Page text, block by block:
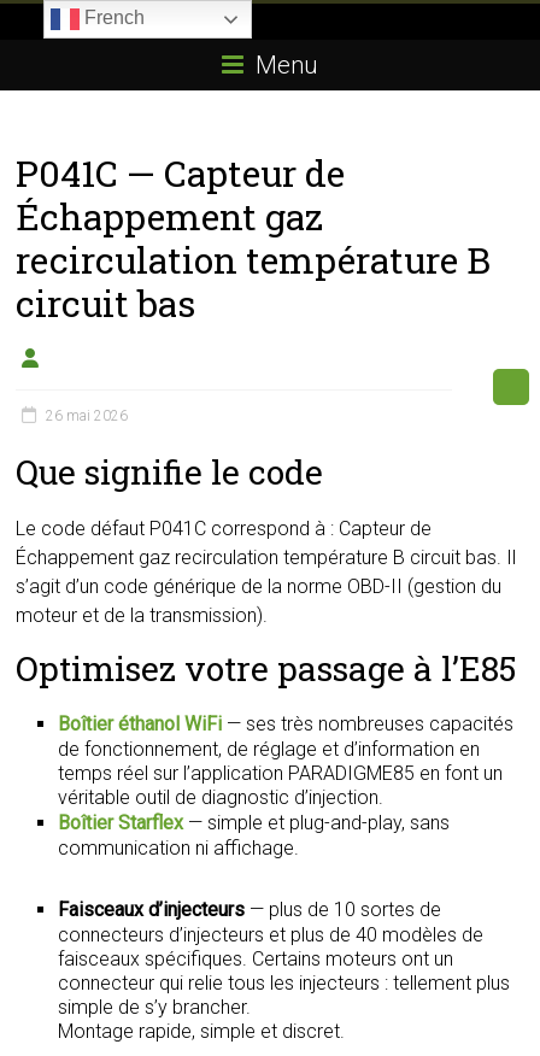
E85.com
passion
du
boîtier
éthanol
Menu
P041C — Capteur de
Échappement gaz
recirculation température B
circuit bas
26 mai 2026
Que signifie le code
Le code défaut P041C correspond à : Capteur de
Échappement gaz recirculation température B circuit bas. Il
s’agit d’un code générique de la norme OBD-II (gestion du
moteur et de la transmission).
Optimisez votre passage à l’E85
Boîtier éthanol WiFi — ses très nombreuses capacités
de fonctionnement, de réglage et d’information en
temps réel sur l’application PARADIGME85 en font un
véritable outil de diagnostic d’injection.
Boîtier Starflex— simple et plug-and-play, sans
communication ni affichage.
Faisceaux d’injecteurs — plus de 10 sortes de
connecteurs d’injecteurs et plus de 40 modèles de
faisceaux spécifiques. Certains moteurs ont un
connecteur qui relie tous les injecteurs : tellement plus
simple de s’y brancher.
Montage rapide, simple et discret.
French